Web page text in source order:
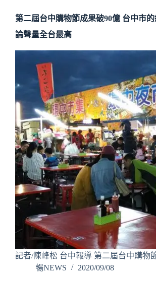
第二屆台中購物節成果破90億 台中市
論聲量全台最高
記者/陳峰松 台中報導 第二屆台中購物
暢NEWS
2020/09/08